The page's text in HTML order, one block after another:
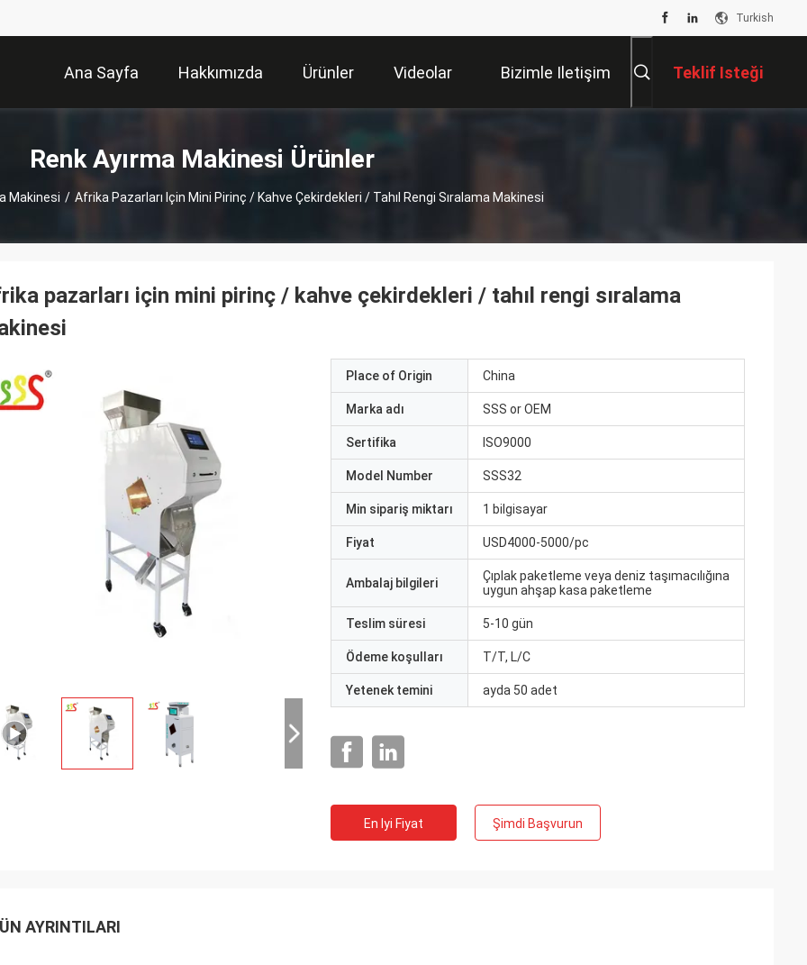
Turkish
Ana Sayfa Hakkımızda Ürünler Videolar Bizimle Iletişim Teklif Isteği
Renk Ayırma Makinesi Ürünler
Makinesi / Afrika Pazarları Için Mini Pirinç / Kahve Çekirdekleri / Tahıl Rengi Sıralama Makinesi
pazarları için mini pirinç / kahve çekirdekleri / tahıl rengi sıralama
Place of Origin China
Marka adı SSS or OEM
Sertifika ISO9000
Model Number SSS32
Min sipariş miktarı 1 bilgisayar
Fiyat USD4000-5000/pc
Ambalaj bilgileri
Çıplak paketleme veya deniz taşımacılığına
uygun ahşap kasa paketleme
Teslim süresi 5-10 gün
Ödeme koşulları T/T, L/C
Yetenek temini ayda 50 adet
En Iyi Fiyat Şimdi Başvurun
AYRINTILARI